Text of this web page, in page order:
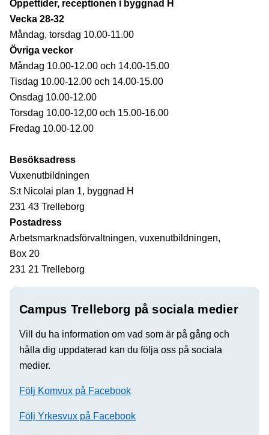
Öppettider, receptionen i byggnad H
Vecka 28-32
Måndag, torsdag 10.00-11.00
Övriga veckor
Måndag 10.00-12.00 och 14.00-15.00
Tisdag 10.00-12.00 och 14.00-15.00
Onsdag 10.00-12.00
Torsdag 10.00-12,00 och 15.00-16.00
Fredag 10.00-12.00
Besöksadress
Vuxenutbildningen
S:t Nicolai plan 1, byggnad H
231 43 Trelleborg
Postadress
Arbetsmarknadsförvaltningen, vuxenutbildningen,
Box 20
231 21 Trelleborg
Campus Trelleborg på sociala medier
Vill du ha information om vad som är på gång och
hålla dig uppdaterad kan du följa oss på sociala
medier.
Följ Komvux på Facebook
Följ Yrkesvux på Facebook